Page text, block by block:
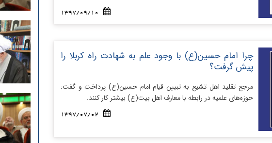
1397/09/10
چرا امام حسین(ع) با وجود علم به شهادت راه کربلا را
پیش گرفت؟
مرجع تقلید اهل تشیع به تبیین قیام امام حسین(ع) پرداخت و گفت:
حوزه‌های علمیه در رابطه با معارف اهل بیت(ع) بیشتر کار کنند‏.
1397/07/02